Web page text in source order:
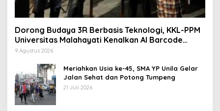
Dorong Budaya 3R Berbasis Teknologi, KKL-PPM
Universitas Malahayati Kenalkan AI Barcode
untuk Edukasi Sampah
9 Agustus 2026
Meriahkan Usia ke-45, SMA YP Unila Gelar
Jalan Sehat dan Potong Tumpeng
21 Juli 2026